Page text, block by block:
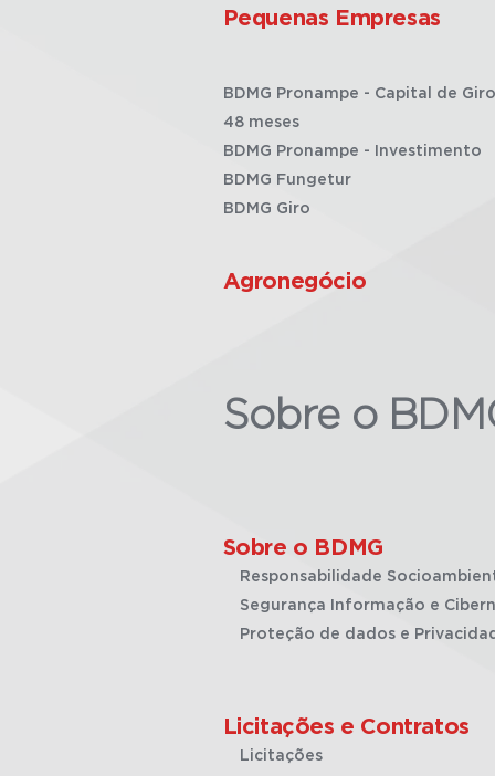
Pequenas Empresas
BDMG Pronampe - Capital de
48 meses
BDMG Pronampe - Investimento
BDMG Fungetur
BDMG Giro
Agronegócio
Sobre o
Sobre o BDMG
Responsabilidade
Segurança Informação e
Proteção de dados e
Licitações e Contratos
Licitações